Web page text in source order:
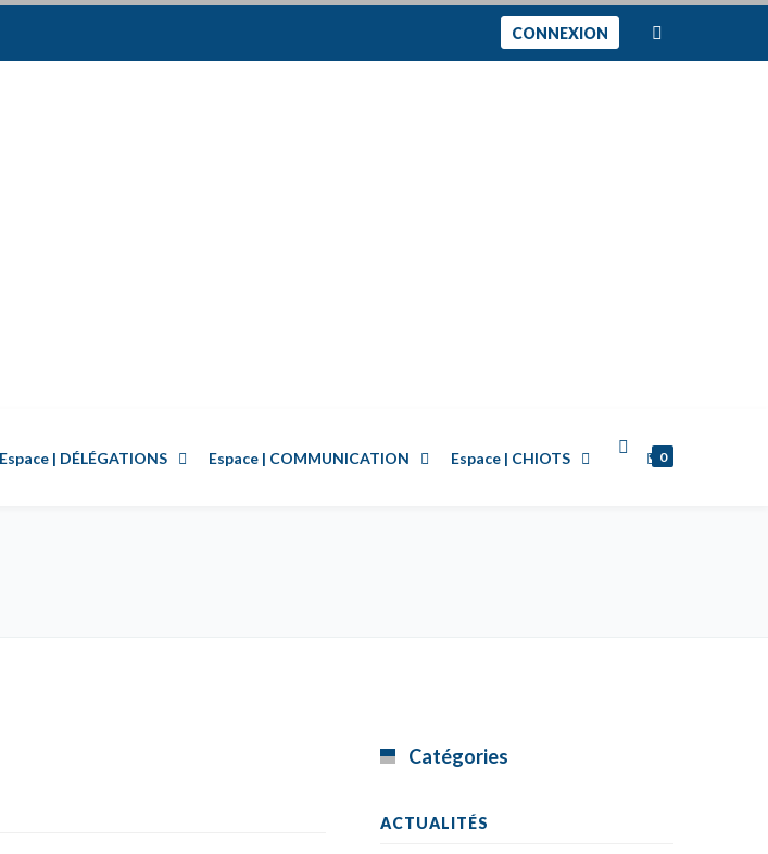
CONNEXION
0
Espace | DÉLÉGATIONS Espace | COMMUNICATION Espace | CHIOTS
Catégories
ACTUALITÉS